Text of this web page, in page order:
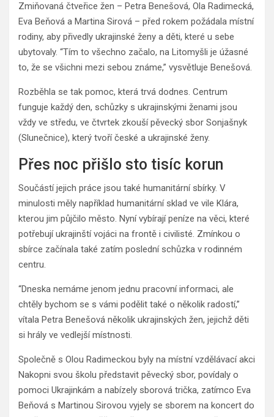
Zmiňovaná čtveřice žen – Petra Benešová, Ola Radimecká,
Eva Beňová a Martina Sirová – před rokem požádala místní
rodiny, aby přivedly ukrajinské ženy a děti, které u sebe
ubytovaly. “Tím to všechno začalo, na Litomyšli je úžasné
to, že se všichni mezi sebou známe,” vysvětluje Benešová.
Rozběhla se tak pomoc, která trvá dodnes. Centrum
funguje každý den, schůzky s ukrajinskými ženami jsou
vždy ve středu, ve čtvrtek zkouší pěvecký sbor Sonjašnyk
(Slunečnice), který tvoří české a ukrajinské ženy.
Přes noc přišlo sto tisíc korun
Součástí jejich práce jsou také humanitární sbírky. V
minulosti měly například humanitární sklad ve vile Klára,
kterou jim půjčilo město. Nyní vybírají peníze na věci, které
potřebují ukrajinští vojáci na frontě i civilisté. Zmínkou o
sbírce začínala také zatím poslední schůzka v rodinném
centru.
“Dneska nemáme jenom jednu pracovní informaci, ale
chtěly bychom se s vámi podělit také o několik radostí,”
vítala Petra Benešová několik ukrajinských žen, jejichž děti
si hrály ve vedlejší místnosti.
Společně s Olou Radimeckou byly na místní vzdělávací akci
Nakopni svou školu představit pěvecký sbor, povídaly o
pomoci Ukrajinkám a nabízely sborová trička, zatímco Eva
Beňová s Martinou Sirovou vyjely se sborem na koncert do